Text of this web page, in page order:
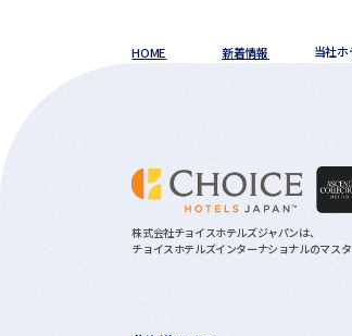
HOME 新着情報 当社
株式会社チョイスホテルズジャパンは、
チョイスホテルズインターナショナルのマス